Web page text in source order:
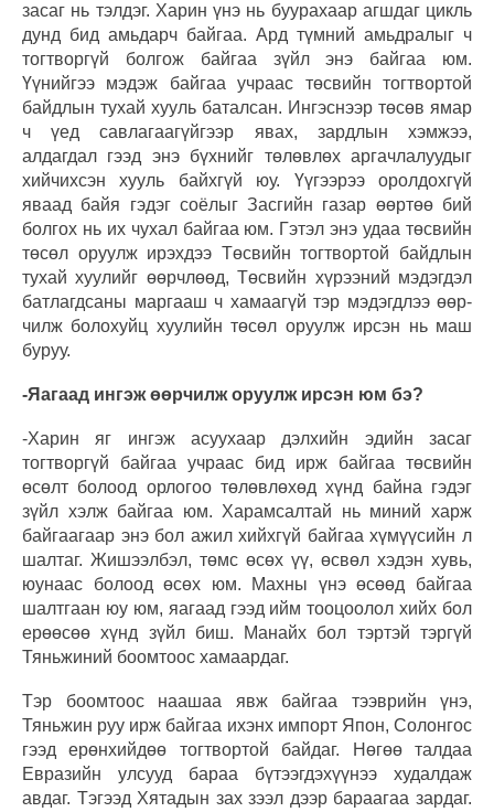
засаг нь тэлдэг. Харин үнэ нь буурахаар агшдаг цикль
дунд бид амьдарч байгаа. Ард түмний амьдралыг ч
тогтворгүй болгож байгаа зүйл энэ байгаа юм.
Үүнийгээ мэдэж байгаа учраас төсвийн тогтвортой
байдлын тухай хууль баталсан. Ингэснээр төсөв ямар
ч үед савлагаагүйгээр явах, зардлын хэмжээ,
алдагдал гээд энэ бүхнийг төлөвлөх аргачлалуудыг
хийчихсэн хууль байхгүй юу. Үүгээрээ оролдохгүй
яваад байя гэдэг соёлыг Засгийн газар өөртөө бий
болгох нь их чухал байгаа юм. Гэтэл энэ удаа төсвийн
төсөл оруулж ирэхдээ Төсвийн тогтвортой байдлын
тухай хуулийг өөрчлөөд, Төсвийн хүрээний мэдэгдэл
батлагдсаны маргааш ч хамаагүй тэр мэдэгдлээ өөр-
чилж болохуйц хуулийн төсөл оруулж ирсэн нь маш
буруу.
-Яагаад ингэж өөрчилж оруулж ирсэн юм бэ?
-Харин яг ингэж асуухаар дэлхийн эдийн засаг
тогтворгүй байгаа учраас бид ирж байгаа төсвийн
өсөлт болоод орлогоо төлөвлөхөд хүнд байна гэдэг
зүйл хэлж байгаа юм. Харамсалтай нь миний харж
байгаагаар энэ бол ажил хийхгүй байгаа хүмүүсийн л
шалтаг. Жишээлбэл, төмс өсөх үү, өсвөл хэдэн хувь,
юунаас болоод өсөх юм. Махны үнэ өсөөд байгаа
шалтгаан юу юм, яагаад гээд ийм тооцоолол хийх бол
ерөөсөө хүнд зүйл биш. Манайх бол тэртэй тэргүй
Тяньжиний боомтоос хамаардаг.
Тэр боомтоос наашаа явж байгаа тээврийн үнэ,
Тяньжин руу ирж байгаа ихэнх импорт Япон, Солонгос
гээд ерөнхийдөө тогтвортой байдаг. Нөгөө талдаа
Евразийн улсууд бараа бүтээгдэхүүнээ худалдаж
авдаг. Тэгээд Хятадын зах зээл дээр бараагаа зардаг.